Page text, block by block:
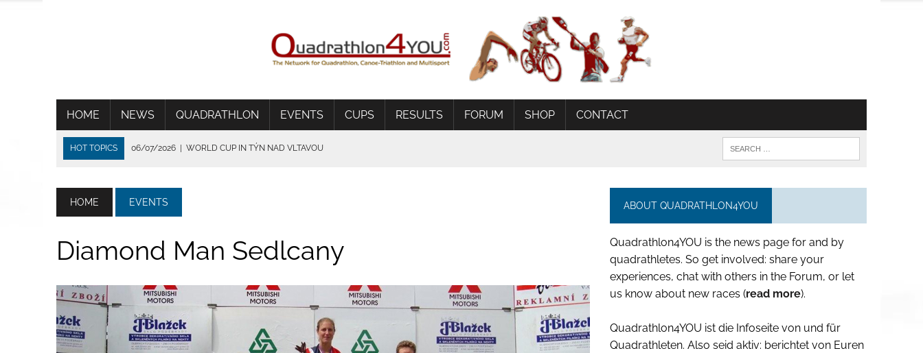
HOME NEWS QUADRATHLON EVENTS CUPS RESULTS FORUM SHOP CONTACT
HOT TOPICS 06/07/2026 WORLD CUP IN TÝN NAD VLTAVOU
15/06/2026 | CSIMA SET UP A NEW TRACK RECORD IN BRIGG
14/07/2026 WSV BEVERUNGEN ÜBERZEUGT BEI IDEALEN BEDINGUNGEN
HOME EVENTS
Diamond Man Sedlcany
ABOUT QUADRATHLON4YOU
Quadrathlon4YOU is the news page for and by
quadrathletes. So get involved: share your
experiences, chat with others in the Forum, or let
us know about new races (read more).
Quadrathlon4YOU ist die Infoseite von und für
Quadrathleten. Also seid aktiv: berichtet von Euren